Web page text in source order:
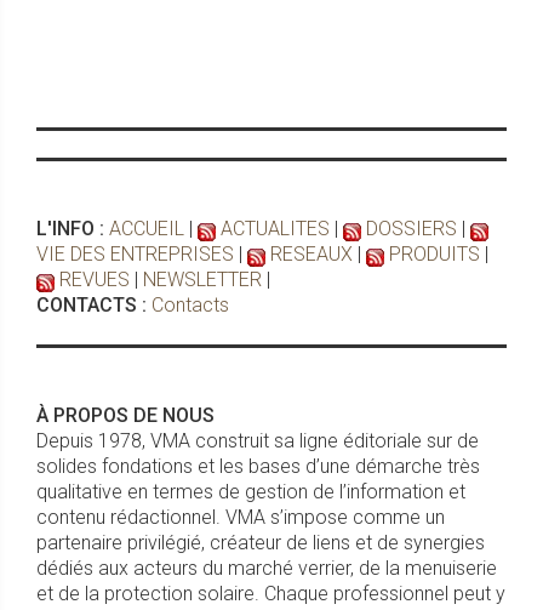
L'INFO : ACCUEIL | ACTUALITES | DOSSIERS |
VIE DES ENTREPRISES | RESEAUX | PRODUITS |
REVUES | NEWSLETTER |
CONTACTS : Contacts
À PROPOS DE NOUS
Depuis 1978, VMA construit sa ligne éditoriale sur de
solides fondations et les bases d’une démarche très
qualitative en termes de gestion de l’information et
contenu rédactionnel. VMA s’impose comme un
partenaire privilégié, créateur de liens et de synergies
dédiés aux acteurs du marché verrier, de la menuiserie
et de la protection solaire. Chaque professionnel peut y